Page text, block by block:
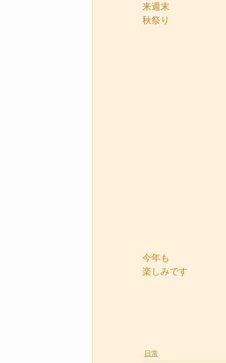
来週末
秋祭り
今年も
楽しみです
日常